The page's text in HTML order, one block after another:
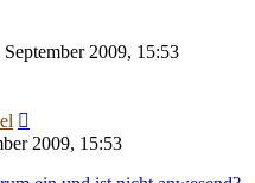
2009, 15:53
2009, 15:53